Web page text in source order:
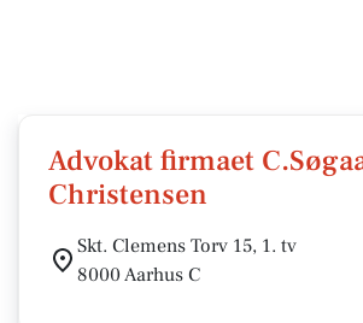
Advokat firmaet
Christensen
Skt. Clemens Torv 15, 1. tv
8000 Aarhus C